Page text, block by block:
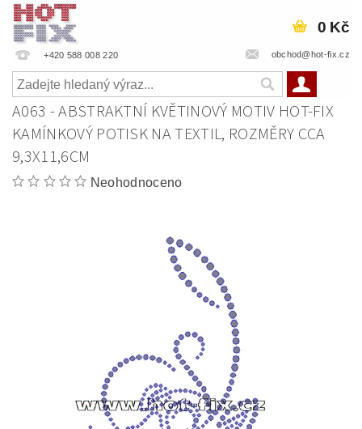
+420 588 008 220 obchod@hot-fix.cz
0 Kč
A063 - ABSTRAKTNÍ KVĚTINOVÝ MOTIV HOT-FIX
KAMÍNKOVÝ POTISK NA TEXTIL, ROZMĚRY CCA
9,3X11,6CM
Neohodnoceno